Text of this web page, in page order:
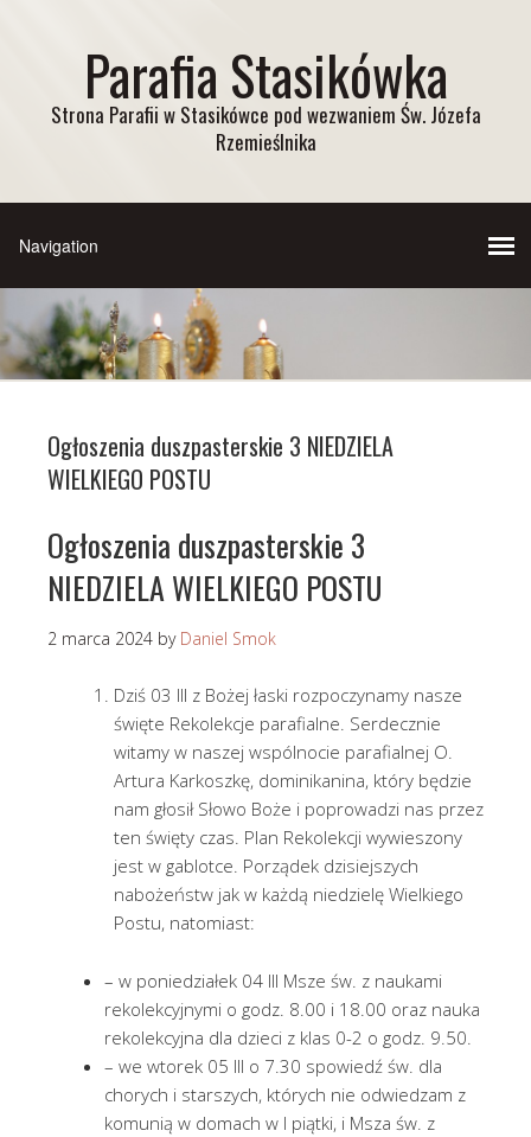
Parafia Stasikówka
Strona Parafii w Stasikówce pod wezwaniem Św. Józefa
Rzemieślnika
Ogłoszenia duszpasterskie 3 NIEDZIELA
WIELKIEGO POSTU
Ogłoszenia duszpasterskie 3
NIEDZIELA WIELKIEGO POSTU
2 marca 2024 by Daniel Smok
Dziś 03 III z Bożej łaski rozpoczynamy nasze
święte Rekolekcje parafialne. Serdecznie
witamy w naszej wspólnocie parafialnej O.
Artura Karkoszkę, dominikanina, który będzie
nam głosił Słowo Boże i poprowadzi nas przez
ten święty czas. Plan Rekolekcji wywieszony
jest w gablotce. Porządek dzisiejszych
nabożeństw jak w każdą niedzielę Wielkiego
Postu, natomiast:
– w poniedziałek 04 III Msze św. z naukami
rekolekcyjnymi o godz. 8.00 i 18.00 oraz nauka
rekolekcyjna dla dzieci z klas 0-2 o godz. 9.50.
– we wtorek 05 III o 7.30 spowiedź św. dla
chorych i starszych, których nie odwiedzam z
komunią w domach w I piątki, i Msza św. z